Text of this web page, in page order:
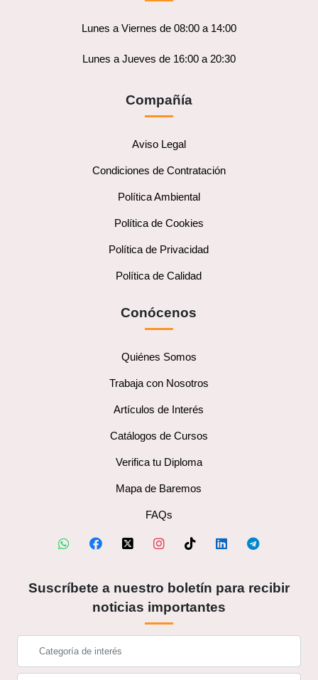
Lunes a Viernes de 08:00 a 14:00
Lunes a Jueves de 16:00 a 20:30
Compañía
Aviso Legal
Condiciones de Contratación
Política Ambiental
Política de Cookies
Política de Privacidad
Política de Calidad
Conócenos
Quiénes Somos
Trabaja con Nosotros
Artículos de Interés
Catálogos de Cursos
Verifica tu Diploma
Mapa de Baremos
FAQs
Suscríbete a nuestro boletín para recibir
noticias importantes